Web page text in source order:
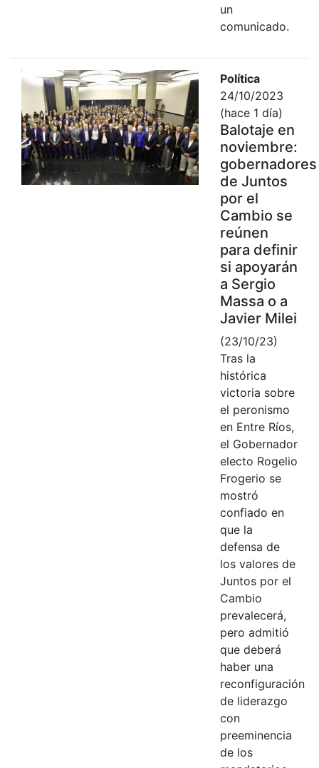
un
comunicado.
Política
24/10/2023
(hace 1 día)
Balotaje en
noviembre:
gobernadores
de Juntos
por el
Cambio se
reúnen
para definir
si apoyarán
a Sergio
Massa o a
Javier Milei
(23/10/23)
Tras la
histórica
victoria sobre
el peronismo
en Entre Ríos,
el Gobernador
electo Rogelio
Frogerio se
mostró
confiado en
que la
defensa de
los valores de
Juntos por el
Cambio
prevalecerá,
pero admitió
que deberá
haber una
reconfiguración
de liderazgo
con
preeminencia
de los